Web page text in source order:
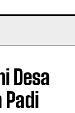
Desa
Padi